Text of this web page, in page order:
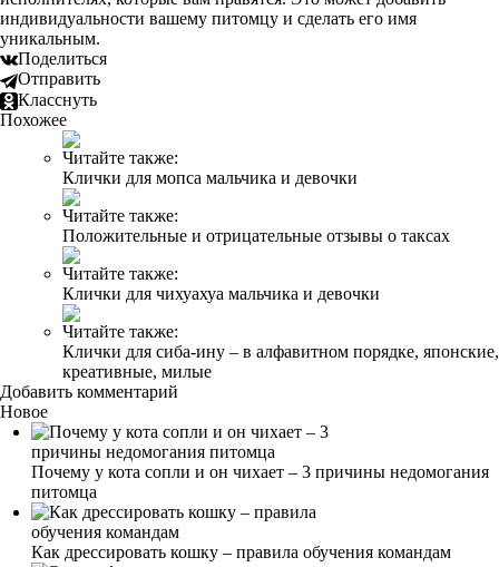
индивидуальности вашему питомцу и сделать его имя
уникальным.
Поделиться
Отправить
Класснуть
Похожее
Читайте также:
Клички для мопса мальчика и девочки
Читайте также:
Положительные и отрицательные отзывы о таксах
Читайте также:
Клички для чихуахуа мальчика и девочки
Читайте также:
Клички для сиба-ину – в алфавитном порядке, японские,
креативные, милые
Добавить комментарий
Новое
Почему у кота сопли и он чихает – 3 причины недомогания
питомца
Как дрессировать кошку – правила обучения командам